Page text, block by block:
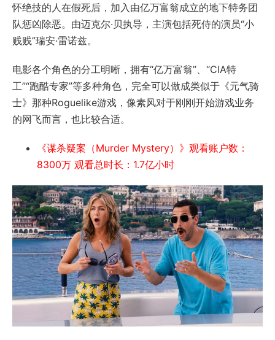
怀绝技的人在假死后，加入由亿万富翁成立的地下特务团
队惩凶除恶。由迈克尔·贝执导，主演包括死侍的演员“小
贱贱”瑞安·雷诺兹。
电影各个角色的分工明晰，拥有“亿万富翁”、“CIA特
工”“跑酷专家”等多种角色，完全可以做成类似于《元气骑
士》那种Roguelike游戏，像素风对于刚刚开始游戏业务
的网飞而言，也比较合适。
《谋杀疑案（Murder Mystery）》观看账户数：
8300万 观看总时长：1.7亿小时